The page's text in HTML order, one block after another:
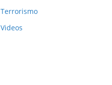
Terrorismo
Videos